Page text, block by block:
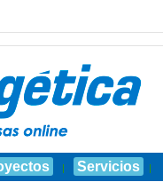
| Servicios |